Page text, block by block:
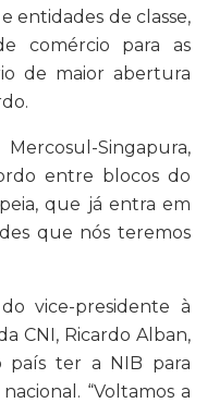
entidades de classe,
comércio para as
de maior abertura
Singapura,
entre blocos do
que já entra em
que nós teremos
vice-presidente à
CNI, Ricardo Alban,
país ter a NIB para
“Voltamos a